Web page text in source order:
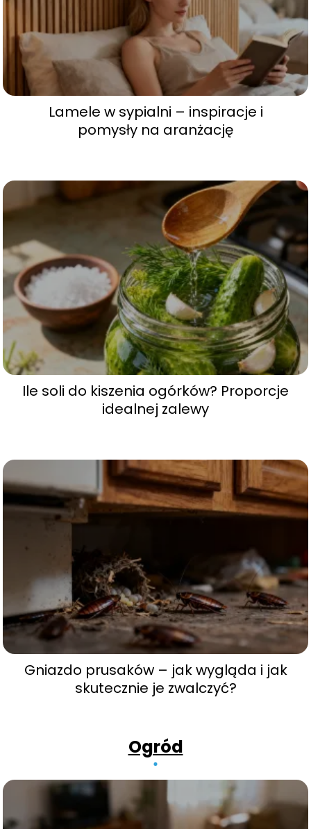
Lamele w sypialni – inspiracje i
pomysły na aranżację
Ile soli do kiszenia ogórków? Proporcje
idealnej zalewy
Gniazdo prusaków – jak wygląda i jak
skutecznie je zwalczyć?
Ogród